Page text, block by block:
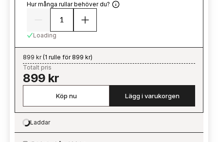
Hur många rullar behöver du?
Loading
899 kr(1 rulle för 899 kr)
Totalt pris
899 kr
Köp nu Lägg i varukorgen
Loading…
Laddar